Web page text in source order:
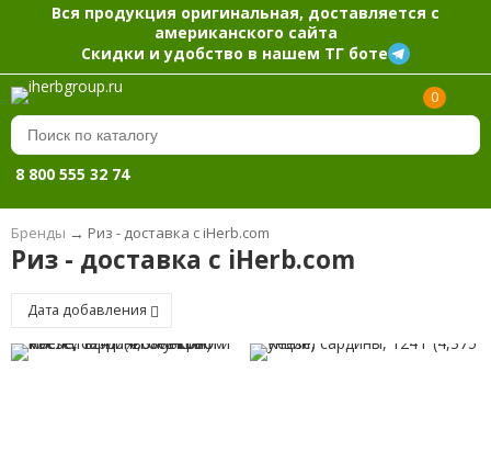
Вся продукция оригинальная, доставляется с
американского сайта
Скидки и удобство в нашем ТГ боте
0
8 800 555 32 74
Бренды → Риз - доставка с iHerb.com
Риз - доставка с iHerb.com
Дата добавления